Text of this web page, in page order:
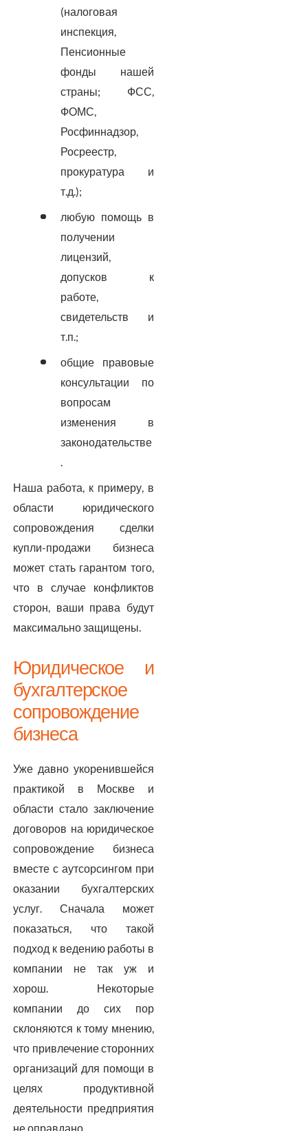
(налоговая
инспекция,
Пенсионные
фонды нашей
страны; ФСС,
ФОМС,
Росфиннадзор,
Росреестр,
прокуратура и
т.д.);
любую помощь в
получении
лицензий,
допусков к
работе,
свидетельств и
т.п.;
общие правовые
консультации по
вопросам
изменения в
законодательстве
.
Наша работа, к примеру, в
области юридического
сопровождения сделки
купли-продажи бизнеса
может стать гарантом того,
что в случае конфликтов
сторон, ваши права будут
максимально защищены.
Юридическое и
бухгалтерское
сопровождение
бизнеса
Уже давно укоренившейся
практикой в Москве и
области стало заключение
договоров на юридическое
сопровождение бизнеса
вместе с аутсорсингом при
оказании бухгалтерских
услуг. Сначала может
показаться, что такой
подход к ведению работы в
компании не так уж и
хорош. Некоторые
компании до сих пор
склоняются к тому мнению,
что привлечение сторонних
организаций для помощи в
целях продуктивной
деятельности предприятия
не оправдано.